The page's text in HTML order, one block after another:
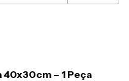
– 1 Peça